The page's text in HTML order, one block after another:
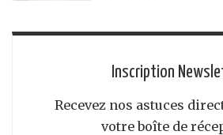
Inscription
Recevez nos astuces
votre boîte de